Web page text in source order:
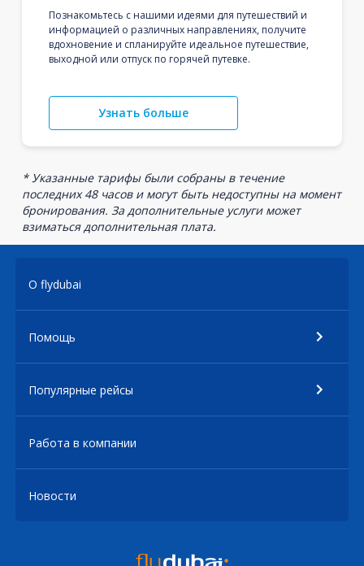
Познакомьтесь с нашими идеями для путешествий и
информацией о различных направлениях, получите
вдохновение и спланируйте идеальное путешествие,
выходной или отпуск по горячей путевке.
Узнать больше
* Указанные тарифы были собраны в течение
последних 48 часов и могут быть недоступны на момент
бронирования. За дополнительные услуги может
взиматься дополнительная плата.
О flydubai
Помощь
Популярные рейсы
Работа в компании
Новости